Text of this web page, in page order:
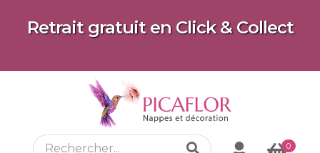
Retrait gratuit en Click & Collect
0